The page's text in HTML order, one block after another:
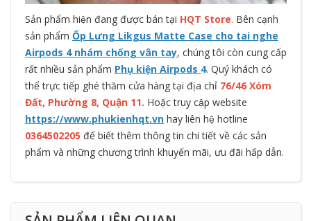
Sản phẩm hiện đang được bán tại HQT Store. Bên cạnh
sản phẩm Ốp Lưng Likgus Matte Case cho tai nghe
Airpods 4 nhám chống vân tay, chúng tôi còn cung cấp
rất nhiều sản phẩm Phụ kiện Airpods 4. Quý khách có
thể trực tiếp ghé thăm cửa hàng tại địa chỉ 76/46 Xóm
Đất, Phường 8, Quận 11. Hoặc truy cập website
https://www.phukienhqt.vn hay liên hệ hotline
0364502205 để biết thêm thông tin chi tiết về các sản
phẩm và những chương trình khuyến mãi, ưu đãi hấp dẫn.